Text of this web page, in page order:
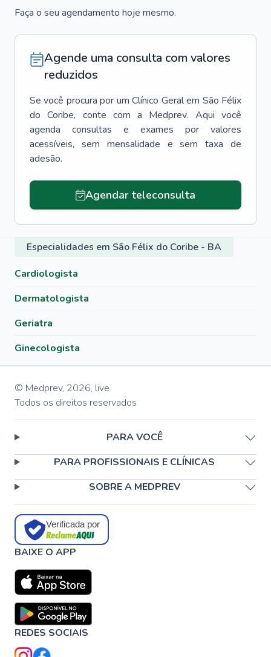
Faça o seu agendamento hoje mesmo.
Agende uma consulta com valores
reduzidos
Se você procura por um Clínico Geral em São Félix
do Coribe, conte com a Medprev. Aqui você
agenda consultas e exames por valores
acessíveis, sem mensalidade e sem taxa de
adesão.
Agendar teleconsulta
Especialidades em São Félix do Coribe - BA
Cardiologista
Dermatologista
Geriatra
Ginecologista
© Medprev, 2026, live
Todos os direitos reservados
PARA VOCÊ
PARA PROFISSIONAIS E CLÍNICAS
SOBRE A MEDPREV
Verificada por
BAIXE O APP
REDES SOCIAIS